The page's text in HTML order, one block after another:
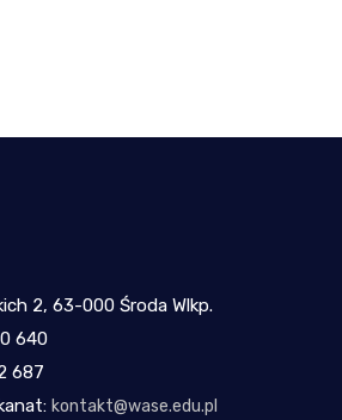
2, 63-000 Środa Wlkp.
640
687
kontakt@wase.edu.pl